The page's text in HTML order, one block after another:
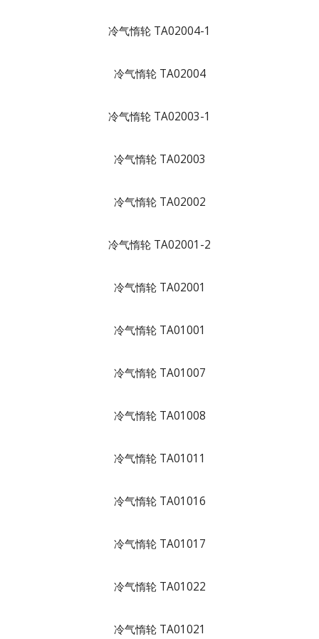
冷气惰轮 TA02004-1
冷气惰轮 TA02004
冷气惰轮 TA02003-1
冷气惰轮 TA02003
冷气惰轮 TA02002
冷气惰轮 TA02001-2
冷气惰轮 TA02001
冷气惰轮 TA01001
冷气惰轮 TA01007
冷气惰轮 TA01008
冷气惰轮 TA01011
冷气惰轮 TA01016
冷气惰轮 TA01017
冷气惰轮 TA01022
冷气惰轮 TA01021